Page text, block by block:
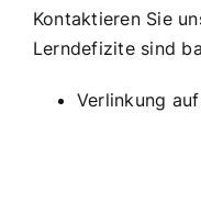
KontaktierenSie
Lerndefizite sind
Verlinkung